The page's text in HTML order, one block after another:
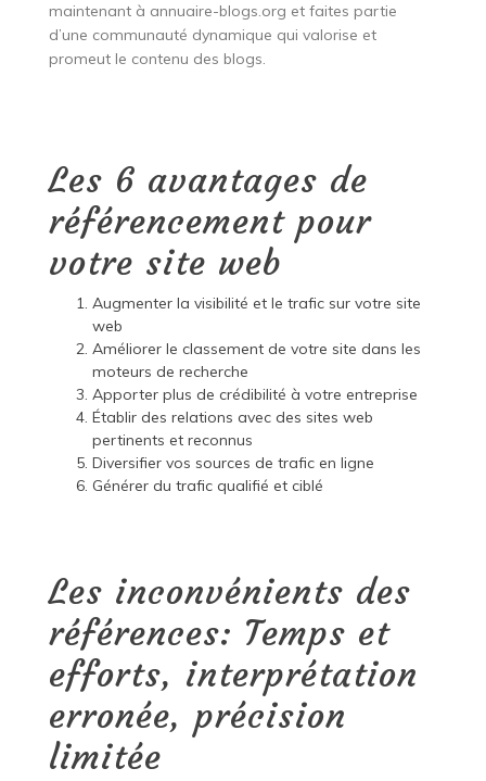
maintenant à annuaire-blogs.org et faites partie
d’une communauté dynamique qui valorise et
promeut le contenu des blogs.
Les 6 avantages de
référencement pour
votre site web
Augmenter la visibilité et le trafic sur votre site
web
Améliorer le classement de votre site dans les
moteurs de recherche
Apporter plus de crédibilité à votre entreprise
Établir des relations avec des sites web
pertinents et reconnus
Diversifier vos sources de trafic en ligne
Générer du trafic qualifié et ciblé
Les inconvénients des
références: Temps et
efforts, interprétation
erronée, précision
limitée